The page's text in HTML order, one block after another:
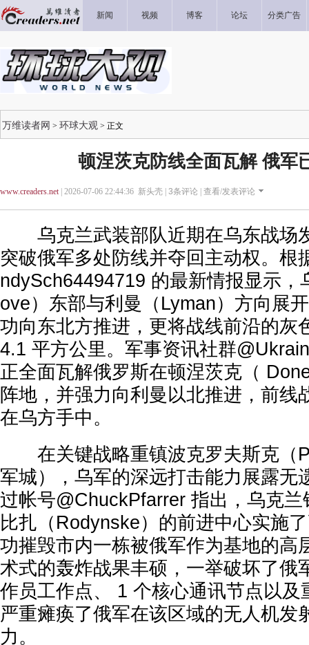
新闻 视频 博客 论坛 分类广告
万维读者网 > 环球大观 > 正文
顿涅茨克防线全面瓦解 俄军
www.creaders.net| 2026-07-06 22:44:36 新头壳 | 3条评论 | 查看/发表评论
乌克兰武装部队近期在乌东战场
突破俄军多处防线并夺回主动权。根
ndySch64494719 的最新情报显示，
ove）东部与利曼（Lyman）方向展
功向东北方推进，更将战线前沿的灰
4.1 平方公里。军事资讯社群
正全面瓦解俄罗斯在顿涅茨克（
阵地，并强力向利曼以北推进，前线
在乌方手中。
在关键战略重镇波克罗夫斯克（
军城），乌军的深远打击能力展露无
过帐号@ChuckPfarrer 指出，乌克
比扎（Rodynske）的前进中心实施
功摧毁市内一栋被俄军作为基地的高
术式的轰炸战果丰硕，一举破坏了俄
作员工作点、 1 个核心通讯节点以及
严重瘫痪了俄军在该区域的无人机发
力。